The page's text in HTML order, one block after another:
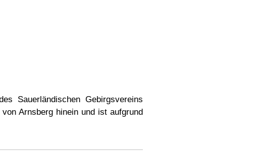
Sauerländischen Gebirgsvereins
Arnsberg hinein und ist aufgrund